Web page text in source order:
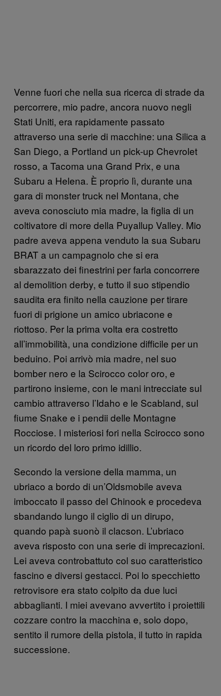
Venne fuori che nella sua ricerca di strade da
percorrere, mio padre, ancora nuovo negli
Stati Uniti, era rapidamente passato
attraverso una serie di macchine: una Silica a
San Diego, a Portland un pick-up Chevrolet
rosso, a Tacoma una Grand Prix, e una
Subaru a Helena. È proprio lì, durante una
gara di monster truck nel Montana, che
aveva conosciuto mia madre, la figlia di un
coltivatore di more della Puyallup Valley. Mio
padre aveva appena venduto la sua Subaru
BRAT a un campagnolo che si era
sbarazzato dei finestrini per farla concorrere
al demolition derby, e tutto il suo stipendio
saudita era finito nella cauzione per tirare
fuori di prigione un amico ubriacone e
riottoso. Per la prima volta era costretto
all’immobilità, una condizione difficile per un
beduino. Poi arrivò mia madre, nel suo
bomber nero e la Scirocco color oro, e
partirono insieme, con le mani intrecciate sul
cambio attraverso l’Idaho e le Scabland, sul
fiume Snake e i pendii delle Montagne
Rocciose. I misteriosi fori nella Scirocco sono
un ricordo del loro primo idillio.
Secondo la versione della mamma, un
ubriaco a bordo di un’Oldsmobile aveva
imboccato il passo del Chinook e procedeva
sbandando lungo il ciglio di un dirupo,
quando papà suonò il clacson. L’ubriaco
aveva risposto con una serie di imprecazioni.
Lei aveva controbattuto col suo caratteristico
fascino e diversi gestacci. Poi lo specchietto
retrovisore era stato colpito da due luci
abbaglianti. I miei avevano avvertito i proiettili
cozzare contro la macchina e, solo dopo,
sentito il rumore della pistola, il tutto in rapida
successione.